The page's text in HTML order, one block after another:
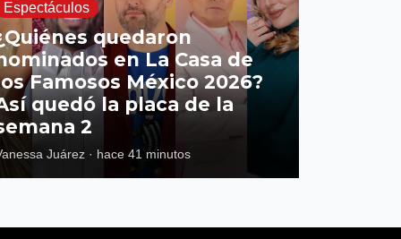
Espectáculos
quedaron
en La Casa de
Famosos México 2026?
quedó la placa de la
2
Juárez · hace 41 minutos